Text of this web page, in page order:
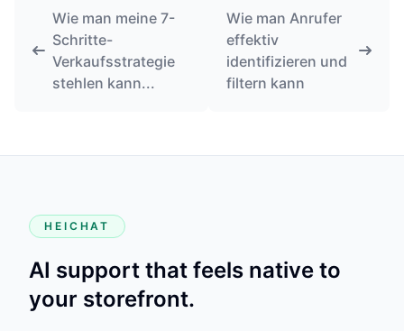
Wie man meine 7-
Schritte-
Verkaufsstrategie
stehlen kann...
Wie man Anrufer
effektiv
identifizieren und
filtern kann
HEICHAT
AI support that feels native to
your storefront.